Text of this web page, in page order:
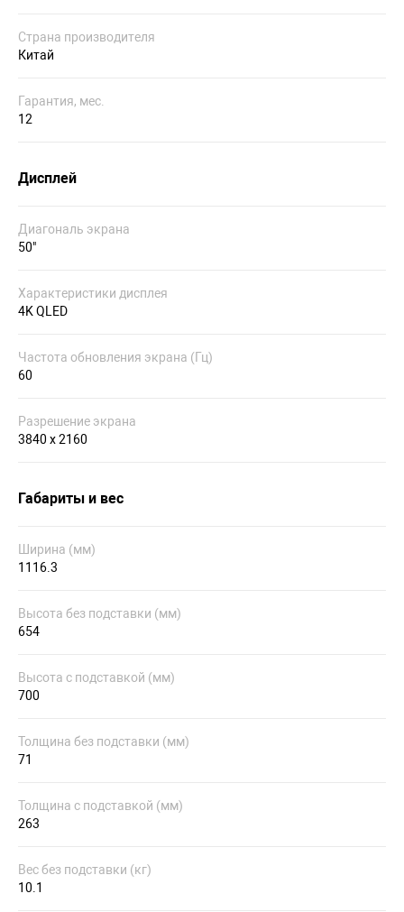
Страна производителя
Китай
Гарантия, мес.
12
Дисплей
Диагональ экрана
50"
Характеристики дисплея
4K QLED
Частота обновления экрана (Гц)
60
Разрешение экрана
3840 x 2160
Габариты и вес
Ширина (мм)
1116.3
Высота без подставки (мм)
654
Высота с подставкой (мм)
700
Толщина без подставки (мм)
71
Толщина с подставкой (мм)
263
Вес без подставки (кг)
10.1